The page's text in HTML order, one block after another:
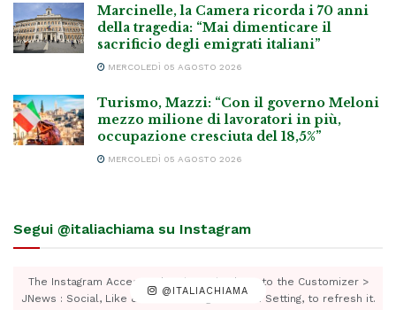
Marcinelle, la Camera ricorda i 70 anni
della tragedia: “Mai dimenticare il
sacrificio degli emigrati italiani”
MERCOLEDÌ 05 AGOSTO 2026
Turismo, Mazzi: “Con il governo Meloni
mezzo milione di lavoratori in più,
occupazione cresciuta del 18,5%”
MERCOLEDÌ 05 AGOSTO 2026
Segui @italiachiama su Instagram
@ITALIACHIAMA
The Instagram Access Token is expired, Go to the Customizer >
JNews : Social, Like & View > Instagram Feed Setting, to refresh it.